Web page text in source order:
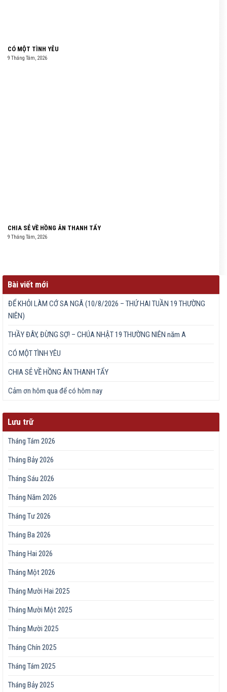
CÓ MỘT TÌNH YÊU
9 Tháng Tám, 2026
CHIA SẺ VỀ HỒNG ÂN THANH TẨY
9 Tháng Tám, 2026
Bài viết mới
ĐỂ KHỎI LÀM CỚ SA NGÃ (10/8/2026 – THỨ HAI TUẦN 19 THƯỜNG
NIÊN)
THẦY ĐÂY, ĐỪNG SỢ! – CHÚA NHẬT 19 THƯỜNG NIÊN năm A
CÓ MỘT TÌNH YÊU
CHIA SẺ VỀ HỒNG ÂN THANH TẨY
Cảm ơn hôm qua để có hôm nay
Lưu trữ
Tháng Tám 2026
Tháng Bảy 2026
Tháng Sáu 2026
Tháng Năm 2026
Tháng Tư 2026
Tháng Ba 2026
Tháng Hai 2026
Tháng Một 2026
Tháng Mười Hai 2025
Tháng Mười Một 2025
Tháng Mười 2025
Tháng Chín 2025
Tháng Tám 2025
Tháng Bảy 2025